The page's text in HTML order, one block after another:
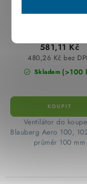
Skladem (>100
480,26 Kč bez
581,11 Kč
Ventilátor do
Blauberg Aero 100,
průměr 100 mm